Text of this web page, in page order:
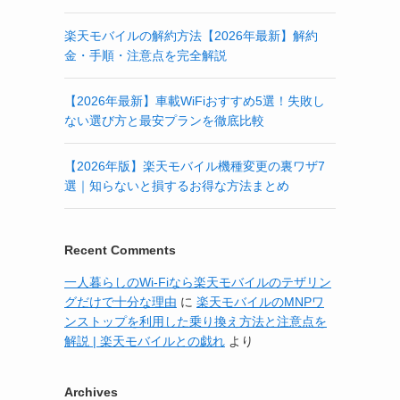
楽天モバイルの解約方法【2026年最新】解約
金・手順・注意点を完全解説
【2026年最新】車載WiFiおすすめ5選！失敗し
ない選び方と最安プランを徹底比較
【2026年版】楽天モバイル機種変更の裏ワザ7
選｜知らないと損するお得な方法まとめ
Recent Comments
一人暮らしのWi-Fiなら楽天モバイルのテザリン
グだけで十分な理由 に 楽天モバイルのMNPワ
ンストップを利用した乗り換え方法と注意点を
解説 | 楽天モバイルとの戯れ より
Archives